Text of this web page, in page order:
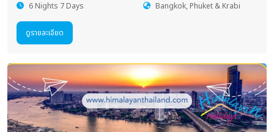
6 Nights 7 Days Bangkok, Phuket & Krabi
ดูรายละเอียด